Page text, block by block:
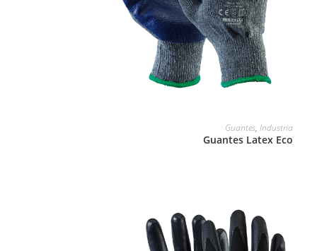
Guantes,Industria
Guantes Latex Eco